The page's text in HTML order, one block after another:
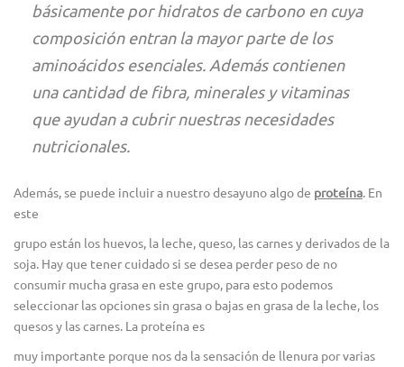
básicamente por hidratos de carbono en cuya
composición entran la mayor parte de los
aminoácidos esenciales. Además contienen
una cantidad de fibra, minerales y vitaminas
que ayudan a cubrir nuestras necesidades
nutricionales.
Además, se puede incluir a nuestro desayuno algo de proteína. En
este
grupo están los huevos, la leche, queso, las carnes y derivados de la
soja. Hay que tener cuidado si se desea perder peso de no
consumir mucha grasa en este grupo, para esto podemos
seleccionar las opciones sin grasa o bajas en grasa de la leche, los
quesos y las carnes. La proteína es
muy importante porque nos da la sensación de llenura por varias